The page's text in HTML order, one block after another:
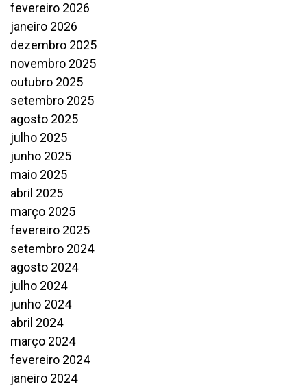
fevereiro 2026
janeiro 2026
dezembro 2025
novembro 2025
outubro 2025
setembro 2025
agosto 2025
julho 2025
junho 2025
maio 2025
abril 2025
março 2025
fevereiro 2025
setembro 2024
agosto 2024
julho 2024
junho 2024
abril 2024
março 2024
fevereiro 2024
janeiro 2024